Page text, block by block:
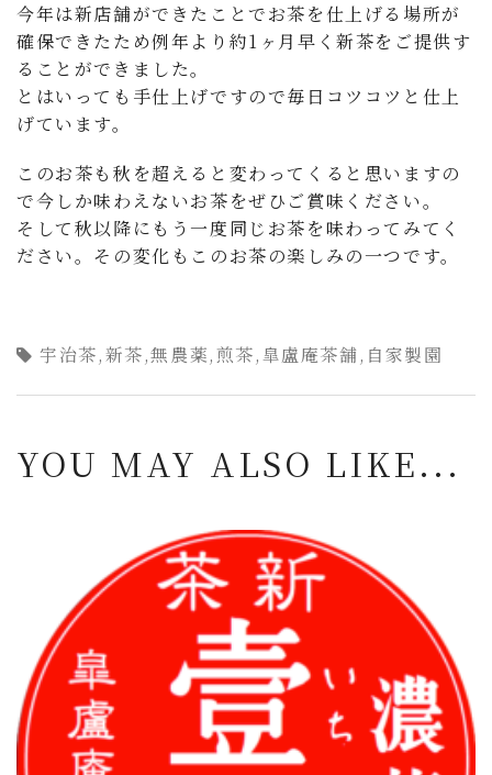
今年は新店舗ができたことでお茶を仕上げる場所が
確保できたため例年より約1ヶ月早く新茶をご提供す
ることができました。
とはいっても手仕上げですので毎日コツコツと仕上
げています。
このお茶も秋を超えると変わってくると思いますの
で今しか味わえないお茶をぜひご賞味ください。
そして秋以降にもう一度同じお茶を味わってみてく
ださい。その変化もこのお茶の楽しみの一つです。
宇治茶,新茶,無農薬,煎茶,皐盧庵茶舗, 自家製園
YOU MAY ALSO LIKE...